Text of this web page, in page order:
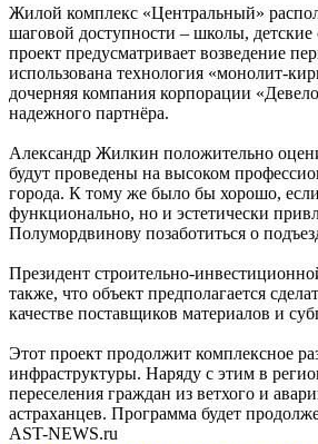
Жилой комплекс «Центральный»
шаговой доступности – школы,
проект предусматривает возведение
использована технология «монолит-
дочерняя компания корпорации
надежного партнёра.
Александр Жилкин положительно
будут проведены на высоком
города. К тому же было бы хорошо,
функционально, но и эстетически
Полумордвинову позаботиться о
Президент строительно-
также, что объект предполагается
качестве поставщиков материалов и
Этот проект продолжит комплексное
инфраструктуры. Наряду с этим в
переселения граждан из ветхого и
астраханцев. Программа будет
AST-NEWS.ru